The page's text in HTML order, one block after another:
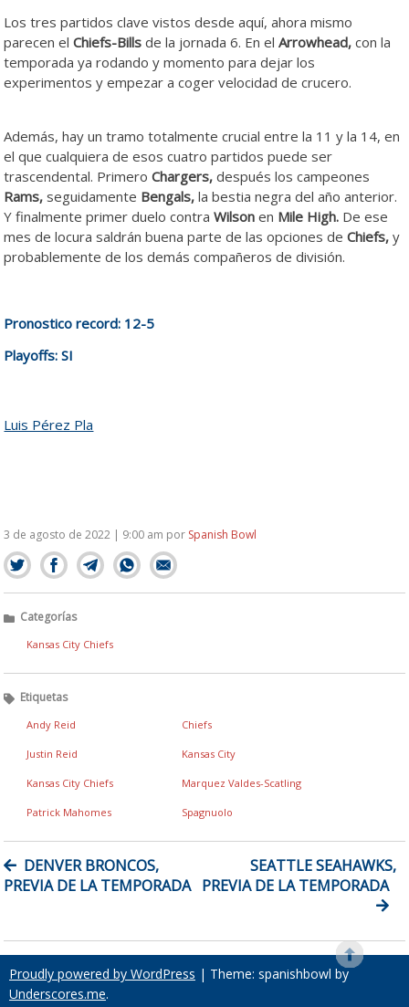
Los tres partidos clave vistos desde aquí, ahora mismo
parecen elChiefs-Bills de la jornada 6. En elArrowhead, con la
temporada ya rodando y momento para dejar los
experimentos y empezar a coger velocidad de crucero.
Además, hay un tramo totalmente crucial entre la 11 y la 14, en
el que cualquiera de esos cuatro partidos puede ser
trascendental. PrimeroChargers, después los campeones
Rams, seguidamente Bengals, la bestia negra del año anterior.
Y finalmente primer duelo contraWilson en Mile High. De ese
mes de locura saldrán buena parte de las opciones deChiefs, y
probablemente de los demás compañeros de división.
Pronostico record: 12-5
Playoffs: SI
Luis Pérez Pla
3 de agosto de 2022 | 9:00 am por Spanish Bowl
Categorías
Kansas City Chiefs
Etiquetas
Andy Reid Chiefs
Justin Reid Kansas City
Kansas City Chiefs Marquez Valdes-Scatling
Patrick Mahomes Spagnuolo
DE
ENTRADAS
DENVER BRONCOS,
PREVIA DE LA TEMPORADA
SEATTLE SEAHAWKS,
PREVIA DE LA TEMPORADA
Proudly powered by WordPress | Theme: spanishbowl by
Underscores.me.